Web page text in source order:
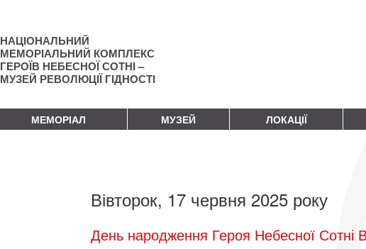
НАЦІОНАЛЬНИЙ
МЕМОРІАЛЬНИЙ КОМПЛЕКС
ГЕРОЇВ НЕБЕСНОЇ СОТНІ –
МУЗЕЙ РЕВОЛЮЦІЇ ГІДНОСТІ
МЕМОРІАЛ МУЗЕЙ ЛОКАЦІЇ
Вівторок, 17 червня 2025 року
День народження Героя Небесної Сотні